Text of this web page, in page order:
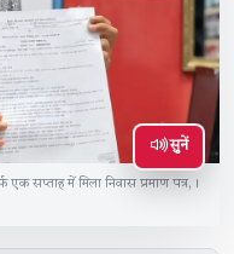
सुनें
सप्ताह में मिला निवास प्रमाण पत्र,।